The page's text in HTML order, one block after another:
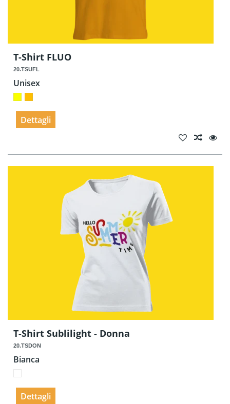
T-Shirt FLUO
20.TSUFL
Unisex
Dettagli
T-Shirt Sublilight - Donna
20.TSDON
Bianca
Dettagli